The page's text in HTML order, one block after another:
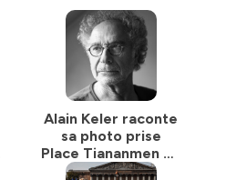
Alain Keler raconte
sa photo prise
Place Tiananmen en
Chine en 1989